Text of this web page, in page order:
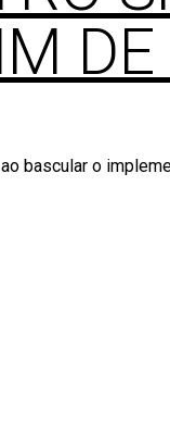
DE
bascular o